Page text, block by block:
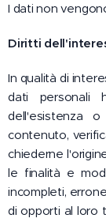
I dati non
Diritti
In qualità di
dati personali
dell'esistenza
contenuto,
chiederne
le finalità e
incompleti,
di opporti al loro